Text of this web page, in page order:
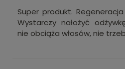
Super produkt.
Wystarczy nałożyć
nie obciąża włosów, nie